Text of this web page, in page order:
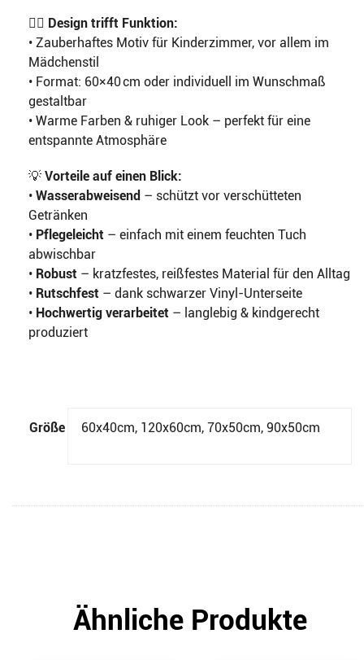
🧜‍♀️ Design trifft Funktion:
• Zauberhaftes Motiv für Kinderzimmer, vor allem im
Mädchenstil
• Format: 60×40 cm oder individuell im Wunschmaß
gestaltbar
• Warme Farben & ruhiger Look – perfekt für eine
entspannte Atmosphäre
💡 Vorteile auf einen Blick:
• Wasserabweisend – schützt vor verschütteten
Getränken
• Pflegeleicht – einfach mit einem feuchten Tuch
abwischbar
• Robust – kratzfestes, reißfestes Material für den Alltag
• Rutschfest – dank schwarzer Vinyl-Unterseite
• Hochwertig verarbeitet – langlebig & kindgerecht
produziert
Größe 60x40cm, 120x60cm, 70x50cm, 90x50cm
Ähnliche Produkte